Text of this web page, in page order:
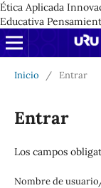
Ética Aplicada
Educativa
Inicio / Entrar
Entrar
Los campos
Nombre de